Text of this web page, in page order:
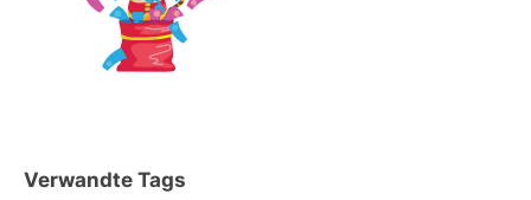
Verwandte Tags